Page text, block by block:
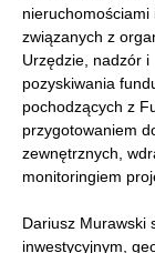
związanych z
Urzędzie, nadzór
pozyskiwania
pochodzących z
przygotowaniem
zewnętrznych,
monitoringiem
Dariusz Murawski
inwestycyjnym,